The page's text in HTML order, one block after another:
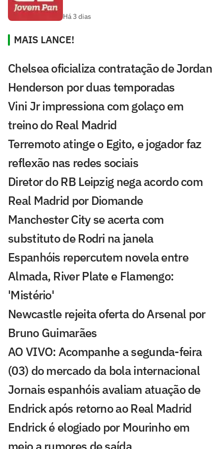
Há 3 dias
MAIS LANCE!
Chelsea oficializa contratação de Jordan
Henderson por duas temporadas
Vini Jr impressiona com golaço em
treino do Real Madrid
Terremoto atinge o Egito, e jogador faz
reflexão nas redes sociais
Diretor do RB Leipzig nega acordo com
Real Madrid por Diomande
Manchester City se acerta com
substituto de Rodri na janela
Espanhóis repercutem novela entre
Almada, River Plate e Flamengo:
'Mistério'
Newcastle rejeita oferta do Arsenal por
Bruno Guimarães
AO VIVO: Acompanhe a segunda-feira
(03) do mercado da bola internacional
Jornais espanhóis avaliam atuação de
Endrick após retorno ao Real Madrid
Endrick é elogiado por Mourinho em